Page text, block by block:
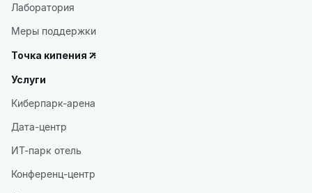
Лаборатория
Меры поддержки
Точка кипения
Услуги
Киберпарк-арена
Дата-центр
ИТ-парк отель
Конференц-центр